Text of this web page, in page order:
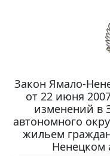
Закон Ямало-
от 22 июня
изменений в
автономного
жильем
Ненецком